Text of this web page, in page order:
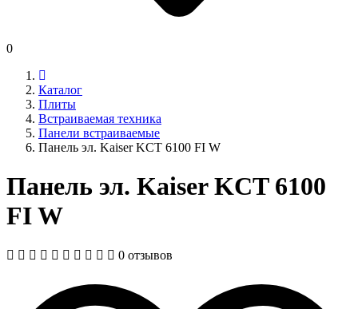
0
Каталог
Плиты
Встраиваемая техника
Панели встраиваемые
Панель эл. Kaiser KCT 6100 FI W
Панель эл. Kaiser KCT 6100
FI W
0 отзывов